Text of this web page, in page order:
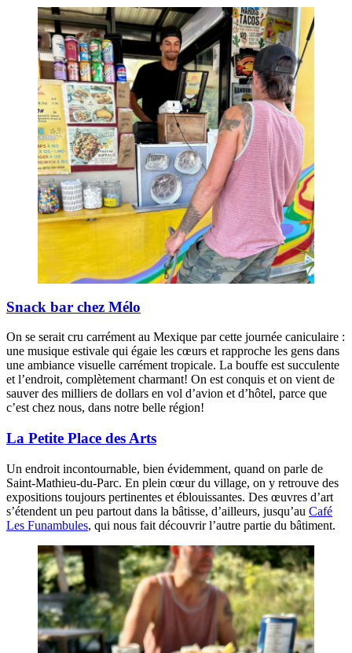
Snack bar chez Mélo
On se serait cru carrément au Mexique par cette journée caniculaire :
une musique estivale qui égaie les cœurs et rapproche les gens dans
une ambiance visuelle carrément tropicale. La bouffe est succulente
et l’endroit, complètement charmant! On est conquis et on vient de
sauver des milliers de dollars en vol d’avion et d’hôtel, parce que
c’est chez nous, dans notre belle région!
La Petite Place des Arts
Un endroit incontournable, bien évidemment, quand on parle de
Saint-Mathieu-du-Parc. En plein cœur du village, on y retrouve des
expositions toujours pertinentes et éblouissantes. Des œuvres d’art
s’étendent un peu partout dans la bâtisse, d’ailleurs, jusqu’au Café
Les Funambules, qui nous fait découvrir l’autre partie du bâtiment.